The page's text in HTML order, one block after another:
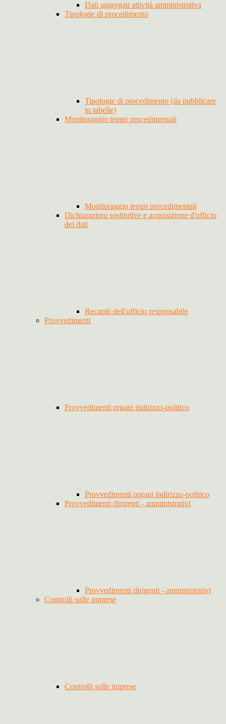
Dati aggregati attività amministrativa
Tipologie di procedimento
Tipologie di procedimento (da pubblicare
in tabelle)
Monitoraggio tempi procedimentali
Monitoraggio tempi procedimentali
Dichiarazioni sostitutive e acquisizione d'ufficio
dei dati
Recapiti dell'ufficio responsabile
Provvedimenti
Provvedimenti organi indirizzo-politico
Provvedimenti organi indirizzo-politico
Provvedimenti dirigenti - amministrativi
Provvedimenti dirigenti - amministrativi
Controlli sulle imprese
Controlli sulle imprese